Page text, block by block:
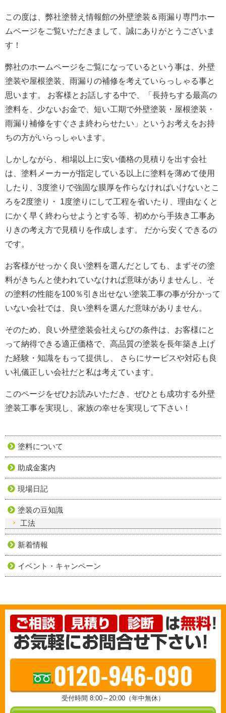
この度は、弊社塗替え情報館の外壁塗装＆雨漏り専門ホー
ムページをご覧いただきまして、誠にありがとうございま
す！
弊社のホームページをご覧になっているという事は、外壁
塗装や屋根塗装、雨漏りの補修を考えていらっしゃる事と
思います。 お客様とお話しする中で、「長持ちする最高の
塗料を、少ないお金で、短い工期で外壁塗装・屋根塗装・
雨漏り補修をすぐさま終わらせたい」というお考えをお持
ちの方がいらっしゃいます。
しかしながら、相場以上に安い価格の見積りを出す会社
は、塗料メーカーが指定している以上に塗料を薄めて使用
したり、3度塗りで強固な膜厚を作らなければいけないとこ
ろを2度塗り・ 1度塗りにして工程を省いたり、理由なくと
にかく早く終わらせようとする等、初めから手抜き工事あ
りきの考え方で見積りを作成します。 だから安くできるの
です。
お客様がせっかく良い塗料を選んだとしても、まずその塗
料がきちんと使われていなければ意味がありませんし、そ
の塗料の性能を100％引き出せない塗装工事の事が分かって
いない会社では、良い塗料を選んだ意味がありません。
そのため、良い外壁塗装会社えらびの条件は、お客様にと
って納得できる適正価格で、高品質の塗装を長年築き上げ
た経験・知識をもって提供し、 さらにサービスや対応も良
い礼儀正しい会社だと私は考えています。
このページをぜひお読みいただき、ぜひとも成功する外壁
塗装工事を実現し、家族の幸せを実現して下さい！
塗料について
助成金案内
現場日記
塗装の豆知識
工法
新着情報
イベント・キャンペーン
0120-946-090
受付時間 8:00～20:00（年中無休）